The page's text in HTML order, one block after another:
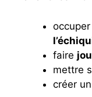
faire
mettre
créer un